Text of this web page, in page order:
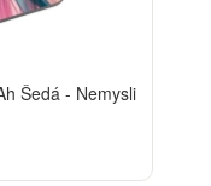
Šedá - Nemysli